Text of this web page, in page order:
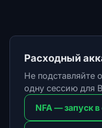
Расходный
Не подставляйте
одну сессию для
NFA — запуск